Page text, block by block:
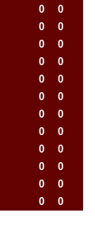
0
0
0
0
0
0
0
0
0
0
0
0
0
0
0
0
0
0
0
0
0
0
0
0